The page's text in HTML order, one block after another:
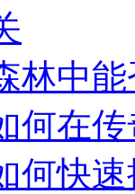
林中
何在
何快